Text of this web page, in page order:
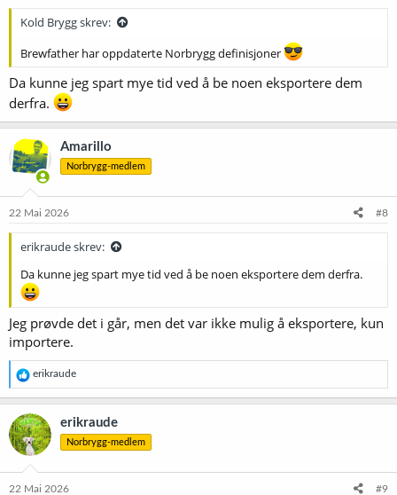
Kold Brygg skrev:
Brewfather har oppdaterte Norbrygg definisjoner
Da kunne jeg spart mye tid ved å be noen eksportere dem
derfra.
Amarillo
Norbrygg-medlem
22 Mai 2026 #8
erikraude skrev:
Da kunne jeg spart mye tid ved å be noen eksportere dem derfra.
Jeg prøvde det i går, men det var ikke mulig å eksportere, kun
importere.
R
e
a
k
s
j
o
e
erikraude
erikraude
Norbrygg-medlem
22 Mai 2026 #9